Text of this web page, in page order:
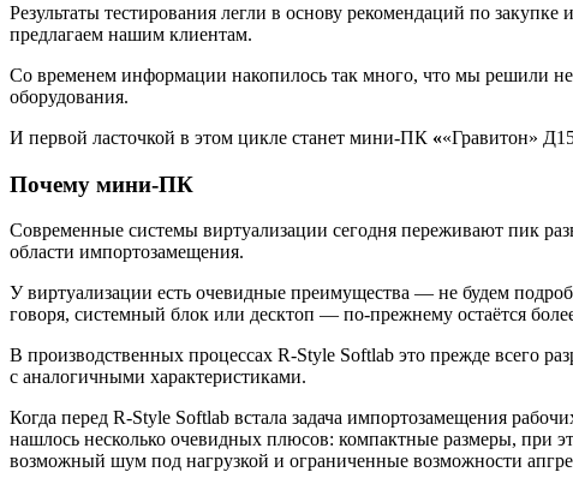
Результаты тестирования легли в основу рекомендаций по
предлагаем нашим клиентам.
Со временем информации накопилось так много, что мы решили
оборудования.
И первой ласточкой в этом цикле станет мини-ПК ««Гравитон»
Почему мини-ПК
Современные системы виртуализации сегодня переживают пик
области импортозамещения.
У виртуализации есть очевидные преимущества — не будем
говоря, системный блок или десктоп — по‑прежнему остаётся
В производственных процессах R‑Style Softlab это прежде всего
с аналогичными характеристиками.
Когда перед R‑Style Softlab встала задача импортозамещения
нашлось несколько очевидных плюсов: компактные размеры, при
возможный шум под нагрузкой и ограниченные возможности